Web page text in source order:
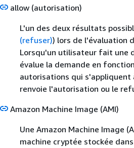
allow (autorisation)
L'un des deux résultats
(refuser)) lors de l'évaluation
Lorsqu'un utilisateur fait une
évalue la demande en
autorisations qui s'appliquent
renvoie l'autorisation ou le
Amazon Machine Image (AMI)
Une Amazon Machine Image
machine cryptée stockée dans